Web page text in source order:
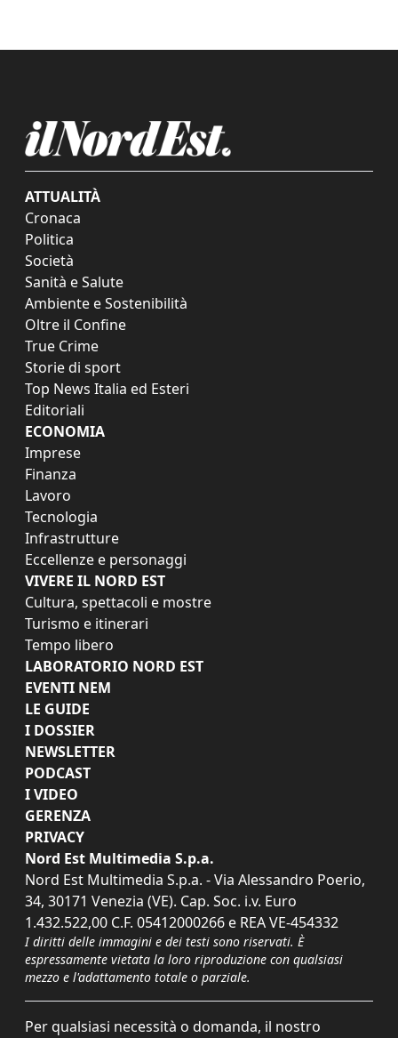
ATTUALITÀ
Cronaca
Politica
Società
Sanità e Salute
Ambiente e Sostenibilità
Oltre il Confine
True Crime
Storie di sport
Top News Italia ed Esteri
Editoriali
ECONOMIA
Imprese
Finanza
Lavoro
Tecnologia
Infrastrutture
Eccellenze e personaggi
VIVERE IL NORD EST
Cultura, spettacoli e mostre
Turismo e itinerari
Tempo libero
LABORATORIO NORD EST
EVENTI NEM
LE GUIDE
I DOSSIER
NEWSLETTER
PODCAST
I VIDEO
GERENZA
PRIVACY
Nord Est Multimedia S.p.a.
Nord Est Multimedia S.p.a. - Via Alessandro Poerio,
34, 30171 Venezia (VE). Cap. Soc. i.v. Euro
1.432.522,00 C.F. 05412000266 e REA VE-454332
I diritti delle immagini e dei testi sono riservati. È
espressamente vietata la loro riproduzione con qualsiasi
mezzo e l'adattamento totale o parziale.
Per qualsiasi necessità o domanda, il nostro